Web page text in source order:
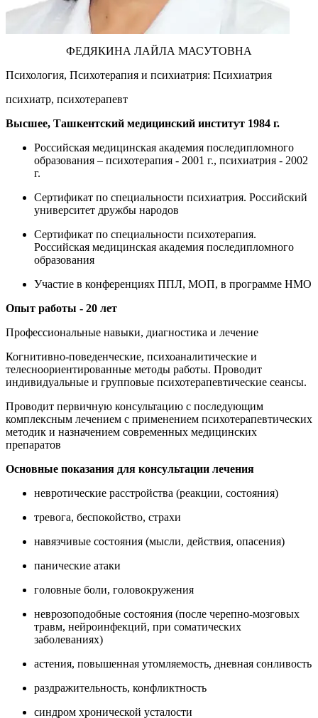
ФЕДЯКИНА ЛАЙЛА МАСУТОВНА
Психология, Психотерапия и психиатрия: Психиатрия
психиатр, психотерапевт
Высшее, Ташкентский медицинский институт 1984 г.
Российская медицинская академия последипломного
образования – психотерапия - 2001 г., психиатрия - 2002
г.
Сертификат по специальности психиатрия. Российский
университет дружбы народов
Сертификат по специальности психотерапия.
Российская медицинская академия последипломного
образования
Участие в конференциях ППЛ, МОП, в программе НМО
Опыт работы - 20 лет
Профессиональные навыки, диагностика и лечение
Когнитивно-поведенческие, психоаналитические и
телесноориентированные методы работы. Проводит
индивидуальные и групповые психотерапевтические сеансы.
Проводит первичную консультацию с последующим
комплексным лечением с применением психотерапевтических
методик и назначением современных медицинских
препаратов
Основные показания для консультации лечения
невротические расстройства (реакции, состояния)
тревога, беспокойство, страхи
навязчивые состояния (мысли, действия, опасения)
панические атаки
головные боли, головокружения
неврозоподобные состояния (после черепно-мозговых
травм, нейроинфекций, при соматических
заболеваниях)
астения, повышенная утомляемость, дневная сонливость
раздражительность, конфликтность
синдром хронической усталости